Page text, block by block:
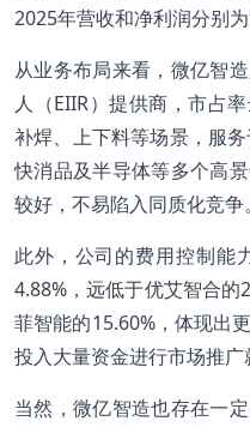
2025年营收和净利润分别
从业务布局来看，微亿智
人（EIIR）提供商，市占
补焊、上下料等场景，服务
快消品及半导体等多个高
较好，不易陷入同质化竞争。
此外，公司的费用控制能
4.88%，远低于优艾智合的
菲智能的15.60%，体现出
投入大量资金进行市场推广
当然，微亿智造也存在一